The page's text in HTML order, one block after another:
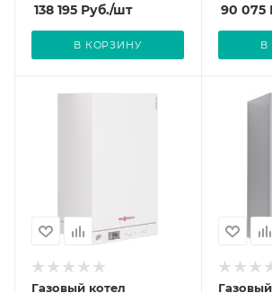
138 195 Руб./шт
В КОРЗИНУ
90 075
В
Газовый котел